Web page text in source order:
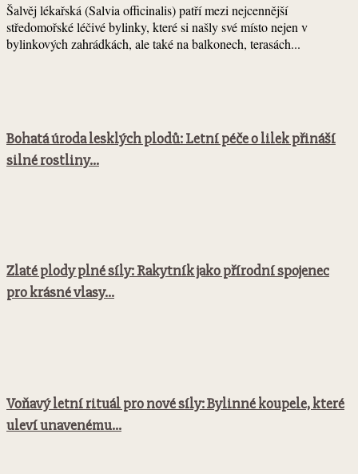
Šalvěj lékařská (Salvia officinalis) patří mezi nejcennější
středomořské léčivé bylinky, které si našly své místo nejen v
bylinkových zahrádkách, ale také na balkonech, terasách...
Bohatá úroda lesklých plodů: Letní péče o lilek přináší
silné rostliny...
Zlaté plody plné síly: Rakytník jako přírodní spojenec
pro krásné vlasy...
Voňavý letní rituál pro nové síly: Bylinné koupele, které
uleví unavenému...